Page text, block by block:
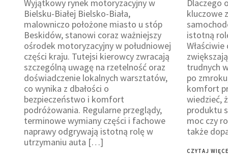
Wyjątkowy rynek motoryzacyjny w
Bielsku-Białej Bielsko-Biała,
malowniczo położone miasto u stóp
Beskidów, stanowi coraz ważniejszy
ośrodek motoryzacyjny w południowej
części kraju. Tutejsi kierowcy zwracają
szczególną uwagę na rzetelność oraz
doświadczenie lokalnych warsztatów,
co wynika z dbałości o
bezpieczeństwo i komfort
podróżowania. Regularne przeglądy,
terminowe wymiany części i fachowe
naprawy odgrywają istotną rolę w
utrzymaniu auta […]
Dlaczego
kluczowe
istotną
trudnych
po
komfort
wiedzieć,
produktu
moc czy
także
CZYTAJ